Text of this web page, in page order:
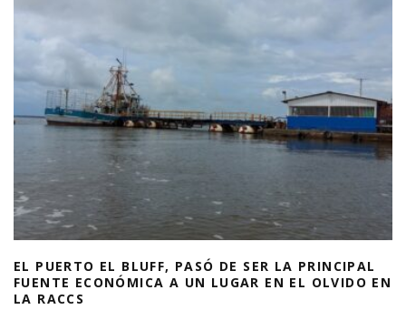
EL PUERTO EL BLUFF, PASÓ DE SER LA PRINCIPAL
FUENTE ECONÓMICA A UN LUGAR EN EL OLVIDO EN
LA RACCS